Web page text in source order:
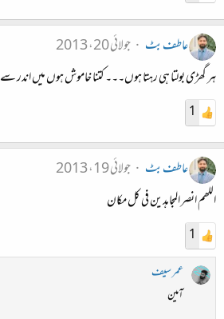
عاطف بٹ
جولائی 20، 2013
ہر گھڑی بولتا ہی رہتا ہوں۔۔۔ کتنا خاموش ہوں میں اندر سے
1
عاطف بٹ
جولائی 19، 2013
اللھم انصر المجاہدین فی کل مکان
1
عمر سیف
آمین